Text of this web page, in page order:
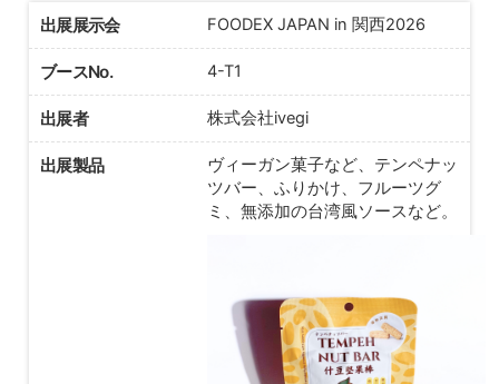
出展展示会 FOODEX JAPAN in 関西2026
ブースNo. 4-T1
出展者 株式会社ivegi
出展製品
ヴィーガン菓子など、テンペナッ
ツバー、ふりかけ、フルーツグ
ミ、無添加の台湾風ソースなど。